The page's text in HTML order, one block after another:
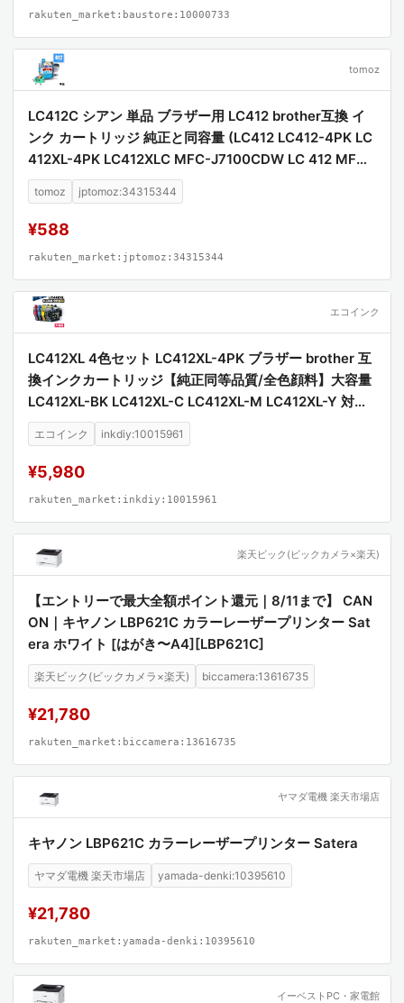
rakuten_market:baustore:10000733
tomoz
LC412C シアン 単品 ブラザー用 LC412 brother互換 イ
ンク カートリッジ 純正と同容量 (LC412 LC412-4PK LC
412XL-4PK LC412XLC MFC-J7100CDW LC 412 MFC-
J7300CDW MFCJ7100CDW MFCJ7300CDW)
tomoz jptomoz:34315344
¥588
rakuten_market:jptomoz:34315344
エコインク
LC412XL 4色セット LC412XL-4PK ブラザー brother 互
換インクカートリッジ【純正同等品質/全色顔料】大容量
LC412XL-BK LC412XL-C LC412XL-M LC412XL-Y 対応
プリンター MFC-J7100CDW MFC-J7300CDW 高品質
顔料インク 互換インク
エコインク inkdiy:10015961
¥5,980
rakuten_market:inkdiy:10015961
楽天ビック(ビックカメラ×楽天)
【エントリーで最大全額ポイント還元｜8/11まで】 CAN
ON｜キヤノン LBP621C カラーレーザープリンター Sat
era ホワイト [はがき〜A4][LBP621C]
楽天ビック(ビックカメラ×楽天) biccamera:13616735
¥21,780
rakuten_market:biccamera:13616735
ヤマダ電機 楽天市場店
キヤノン LBP621C カラーレーザープリンター Satera
ヤマダ電機 楽天市場店 yamada-denki:10395610
¥21,780
rakuten_market:yamada-denki:10395610
イーベストPC・家電館